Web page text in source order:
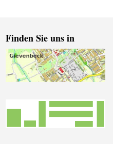
Finden Sie uns in